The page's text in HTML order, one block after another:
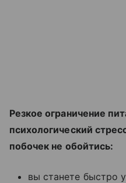
Резкое ограничение
психологический
побочек не обойтись:
вы станете быстро